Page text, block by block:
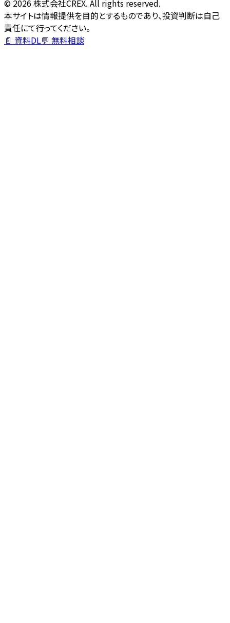
© 2026株式会社CREX. All rights reserved.
本サイトは情報提供を目的とするものであり、投資判断は自己
責任にて行ってください。
📄 資料DL💬 無料相談